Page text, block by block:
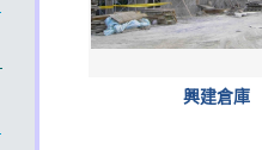
興建倉庫